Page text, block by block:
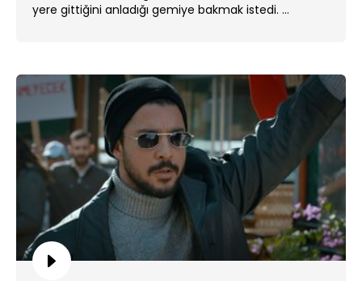
yere gittiğini anladığı gemiye bakmak istedi. ...